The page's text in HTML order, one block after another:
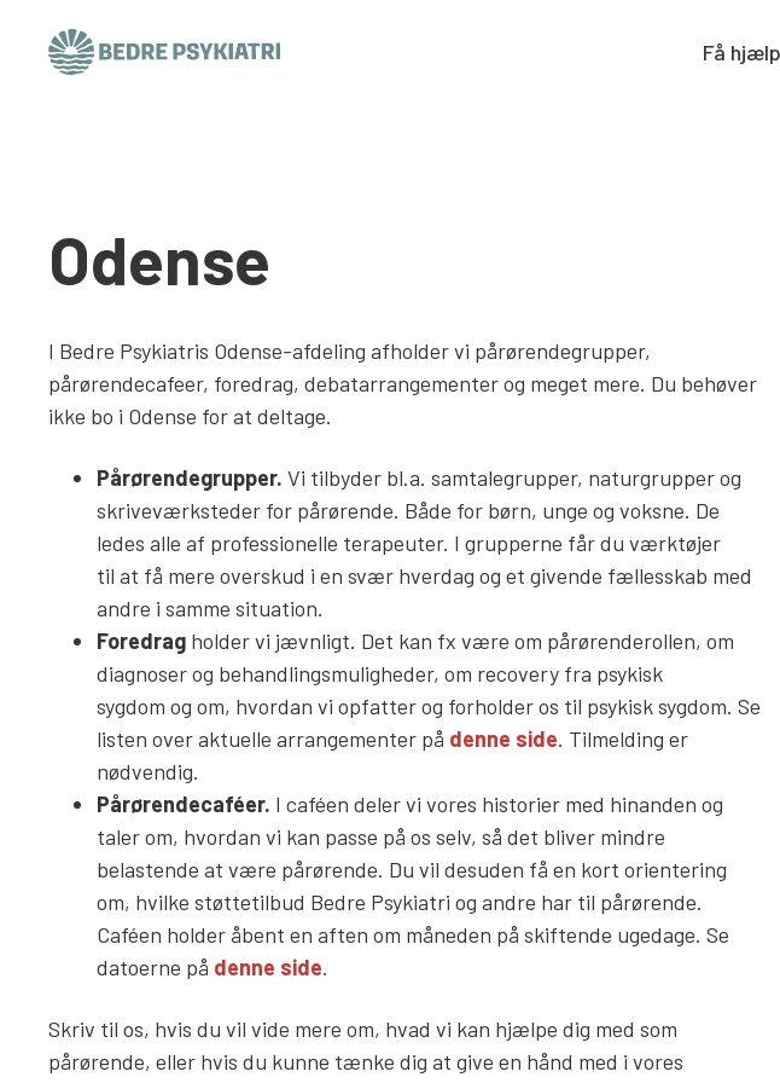
Få hjælp
Odense
I Bedre Psykiatris Odense-afdeling afholder vi pårørendegrupper,
pårørendecafeer, foredrag, debatarrangementer og meget mere. Du behøver
ikke bo i Odense for at deltage.
Pårørendegrupper. Vi tilbyder bl.a. samtalegrupper, naturgrupper og
skriveværksteder for pårørende. Både for børn, unge og voksne. De
ledes alle af professionelle terapeuter. I grupperne får du værktøjer
til at få mere overskud i en svær hverdag og et givende fællesskab med
andre i samme situation.
Foredrag holder vi jævnligt. Det kan fx være om pårørenderollen, om
diagnoser og behandlingsmuligheder, om recovery fra psykisk
sygdom og om, hvordan vi opfatter og forholder os til psykisk sygdom. Se
listen over aktuelle arrangementer på denne side. Tilmelding er
nødvendig.
Pårørendecaféer. I caféen deler vi vores historier med hinanden og
taler om, hvordan vi kan passe på os selv, så det bliver mindre
belastende at være pårørende. Du vil desuden få en kort orientering
om, hvilke støttetilbud Bedre Psykiatri og andre har til pårørende.
Caféen holder åbent en aften om måneden på skiftende ugedage. Se
datoerne på denne side.
Skriv til os, hvis du vil vide mere om, hvad vi kan hjælpe dig med som
pårørende, eller hvis du kunne tænke dig at give en hånd med i vores